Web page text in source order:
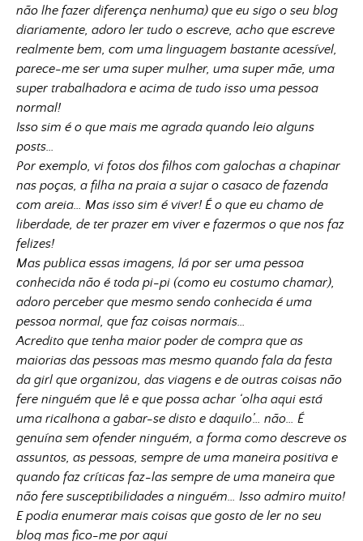
não lhe fazer diferença nenhuma) que eu sigo o seu blog
diariamente, adoro ler tudo o escreve, acho que escreve
realmente bem, com uma linguagem bastante acessível,
parece-me ser uma super mulher, uma super mãe, uma
super trabalhadora e acima de tudo isso uma pessoa
normal!
Isso sim é o que mais me agrada quando leio alguns
posts…
Por exemplo, vi fotos dos filhos com galochas a chapinar
nas poças, a filha na praia a sujar o casaco de fazenda
com areia… Mas isso sim é viver! É o que eu chamo de
liberdade, de ter prazer em viver e fazermos o que nos faz
felizes!
Mas publica essas imagens, lá por ser uma pessoa
conhecida não é toda pi-pi (como eu costumo chamar),
adoro perceber que mesmo sendo conhecida é uma
pessoa normal, que faz coisas normais…
Acredito que tenha maior poder de compra que as
maiorias das pessoas mas mesmo quando fala da festa
da girl que organizou, das viagens e de outras coisas não
fere ninguém que lê e que possa achar ‘olha aqui está
uma ricalhona a gabar-se disto e daquilo’… não… É
genuína sem ofender ninguém, a forma como descreve os
assuntos, as pessoas, sempre de uma maneira positiva e
quando faz críticas faz-las sempre de uma maneira que
não fere susceptibilidades a ninguém… Isso admiro muito!
E podia enumerar mais coisas que gosto de ler no seu
blog mas fico-me por aqui